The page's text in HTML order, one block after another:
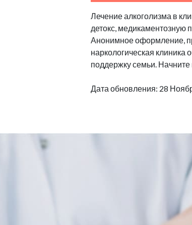
Лечение алкоголизма в
детокс, медикаментозную
Анонимное оформление,
наркологическая клиника
поддержку семьи. Начните
Дата обновления: 28